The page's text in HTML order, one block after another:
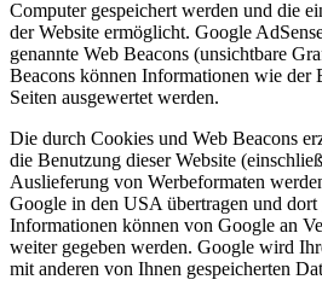
Computer gespeichert werden und die
der Website ermöglicht. Google
genannte Web Beacons (unsichtbare
Beacons können Informationen wie der
Seiten ausgewertet werden.
Die durch Cookies und Web Beacons
die Benutzung dieser Website
Auslieferung von Werbeformaten
Google in den USA übertragen und dort
Informationen können von Google an
weiter gegeben werden. Google wird
mit anderen von Ihnen gespeicherten